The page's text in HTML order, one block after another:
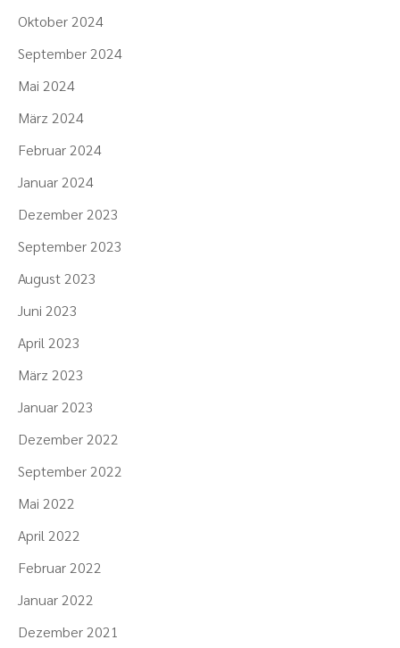
Oktober 2024
September 2024
Mai 2024
März 2024
Februar 2024
Januar 2024
Dezember 2023
September 2023
August 2023
Juni 2023
April 2023
März 2023
Januar 2023
Dezember 2022
September 2022
Mai 2022
April 2022
Februar 2022
Januar 2022
Dezember 2021